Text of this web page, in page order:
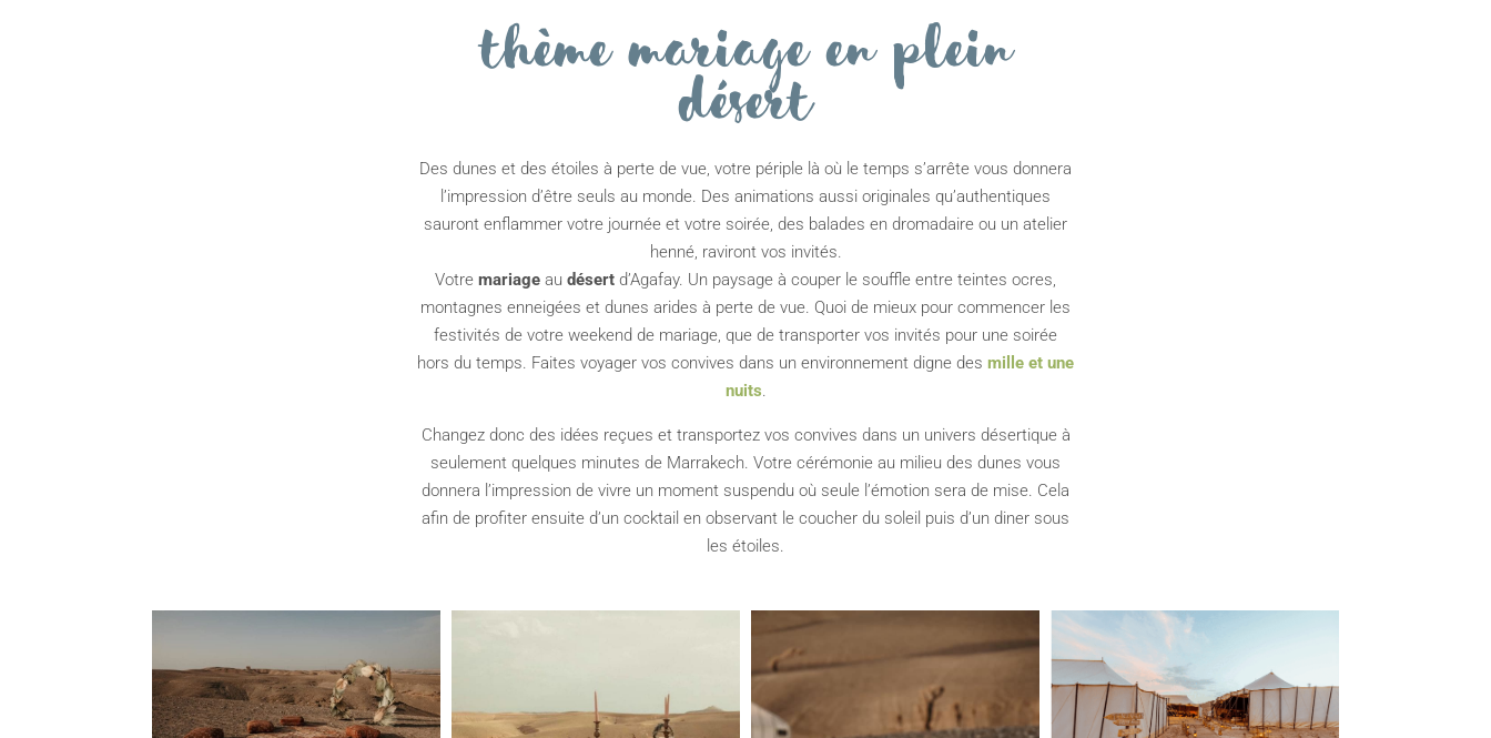
Thème mariage en plein
désert
Des dunes et des étoiles à perte de vue, votre périple là où le temps s’arrête vous donnera
l’impression d’être seuls au monde. Des animations aussi originales qu’authentiques
sauront enflammer votre journée et votre soirée, des balades en dromadaire ou un atelier
henné, raviront vos invités.
Votre mariage au désert d’Agafay. Un paysage à couper le souffle entre teintes ocres,
montagnes enneigées et dunes arides à perte de vue. Quoi de mieux pour commencer les
festivités de votre weekend de mariage, que de transporter vos invités pour une soirée
hors du temps. Faites voyager vos convives dans un environnement digne des mille et une
nuits.
Changez donc des idées reçues et transportez vos convives dans un univers désertique à
seulement quelques minutes de Marrakech. Votre cérémonie au milieu des dunes vous
donnera l’impression de vivre un moment suspendu où seule l’émotion sera de mise. Cela
afin de profiter ensuite d’un cocktail en observant le coucher du soleil puis d’un diner sous
les étoiles.